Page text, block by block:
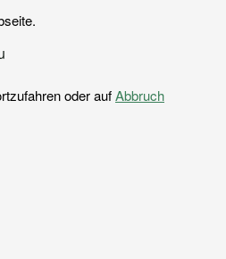
oder aufAbbruch